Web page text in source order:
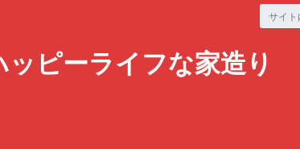
ッピーライフな家造り